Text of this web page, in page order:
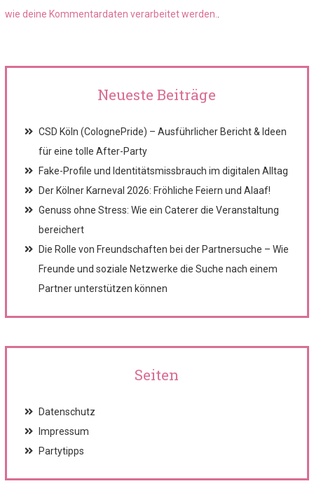
wie deine Kommentardaten verarbeitet werden.
Neueste Beiträge
CSD Köln (ColognePride) – Ausführlicher Bericht & Ideen
für eine tolle After-Party
Fake-Profile und Identitätsmissbrauch im digitalen Alltag
Der Kölner Karneval 2026: Fröhliche Feiern und Alaaf!
Genuss ohne Stress: Wie ein Caterer die Veranstaltung
bereichert
Die Rolle von Freundschaften bei der Partnersuche – Wie
Freunde und soziale Netzwerke die Suche nach einem
Partner unterstützen können
Seiten
Datenschutz
Impressum
Partytipps